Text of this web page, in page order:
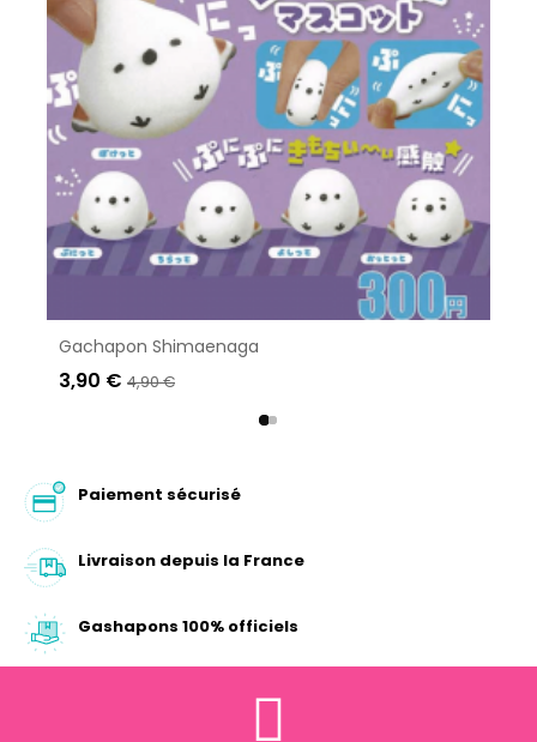
Gachapon Shimaenaga
3,90 € 4,90 €
Paiement sécurisé
Livraison depuis la France
Gashapons 100% officiels